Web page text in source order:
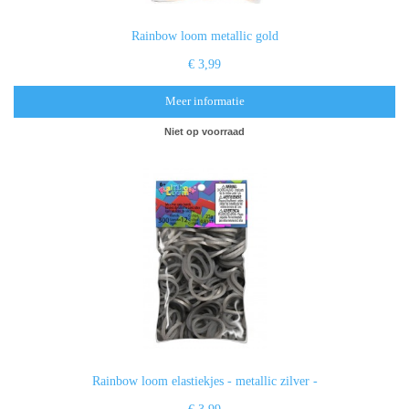
Rainbow loom metallic gold
€ 3,99
Meer informatie
Niet op voorraad
Rainbow loom elastiekjes - metallic zilver -